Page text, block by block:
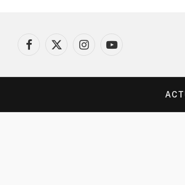
Facebook
X
InstagramYouTube